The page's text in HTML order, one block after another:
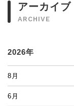
アーカイブ
ARCHIVE
2026年
8月
6月